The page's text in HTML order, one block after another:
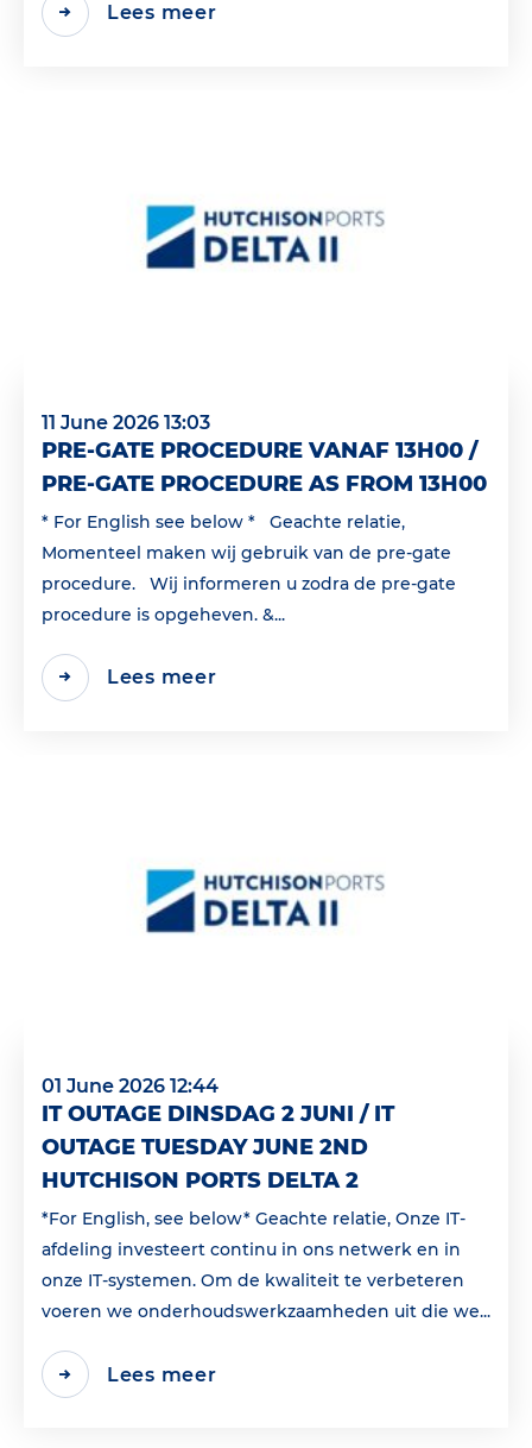
Lees meer
11 June 2026 13:03
PRE-GATE PROCEDURE VANAF 13H00 /
PRE-GATE PROCEDURE AS FROM 13H00
* For English see below * Geachte relatie,
Momenteel maken wij gebruik van de pre-gate
procedure. Wij informeren u zodra de pre-gate
procedure is opgeheven. &...
Lees meer
01 June 2026 12:44
IT OUTAGE DINSDAG 2 JUNI / IT
OUTAGE TUESDAY JUNE 2ND
HUTCHISON PORTS DELTA 2
*For English, see below* Geachte relatie, Onze IT-
afdeling investeert continu in ons netwerk en in
onze IT-systemen. Om de kwaliteit te verbeteren
voeren we onderhoudswerkzaamheden uit die we...
Lees meer